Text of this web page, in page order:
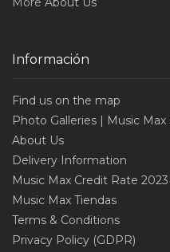
Información
Find us on the map
Photo Galleries | Music Max
About Us
Delivery Information
Music Max Credit Rate
Music Max Tiendas
Terms & Conditions
Privacy Policy (GDPR)